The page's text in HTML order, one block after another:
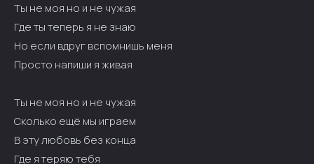
Ты не моя но и не чужая
Где ты теперь я не знаю
Но если вдруг вспомнишь меня
Просто напиши я живая
Ты не моя но и не чужая
Сколько ещё мы играем
В эту любовь без конца
Где я теряю тебя